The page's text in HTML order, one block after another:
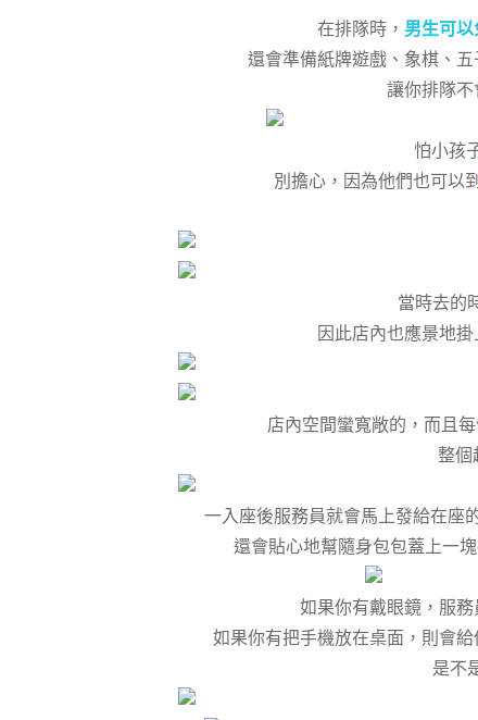
在排隊時， 男生可
還會準備紙牌遊戲、象棋、
讓你排隊
怕小孩
別擔心，因為他們也可以
當時去的
因此店內也應景地
店內空間蠻寬敞的，而且
整
一入座後服務員就會馬上發給在座
還會貼心地幫隨身包包蓋上一
如果你有戴眼鏡，服
如果你有把手機放在桌面，則會
是不